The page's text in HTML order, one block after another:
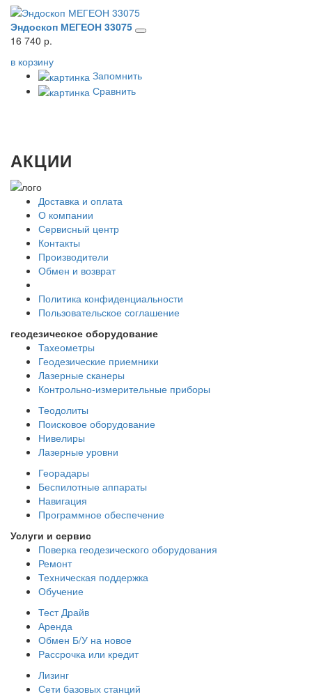
Эндоскоп МЕГЕОН 33075
16 740 р.
в корзину
Запомнить
Сравнить
АКЦИИ
Доставка и оплата
О компании
Сервисный центр
Контакты
Производители
Обмен и возврат
Политика конфиденциальности
Пользовательское соглашение
геодезическое оборудование
Тахеометры
Геодезические приемники
Лазерные сканеры
Контрольно-измерительные приборы
Теодолиты
Поисковое оборудование
Нивелиры
Лазерные уровни
Георадары
Беспилотные аппараты
Навигация
Программное обеспечение
Услуги и сервис
Поверка геодезического оборудования
Ремонт
Техническая поддержка
Обучение
Тест Драйв
Аренда
Обмен Б/У на новое
Рассрочка или кредит
Лизинг
Сети базовых станций